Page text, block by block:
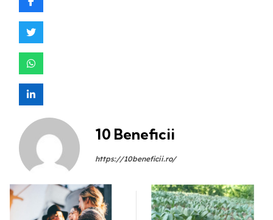
10 Beneficii
https://10beneficii.ro/